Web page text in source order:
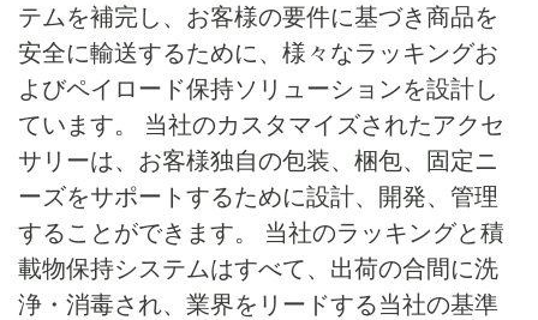
テムを補完し、お客様の要件に基づき商品を
安全に輸送するために、様々なラッキングお
よびペイロード保持ソリューションを設計し
ています。 当社のカスタマイズされたアクセ
サリーは、お客様独自の包装、梱包、固定ニ
ーズをサポートするために設計、開発、管理
することができます。 当社のラッキングと積
載物保持システムはすべて、出荷の合間に洗
浄・消毒され、業界をリードする当社の基準